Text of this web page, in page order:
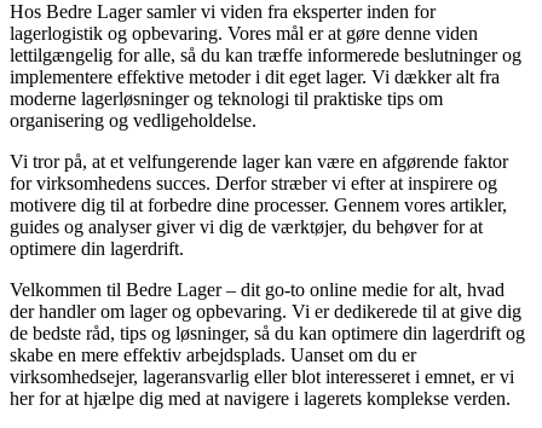
Hos Bedre Lager samler vi viden fra eksperter inden for
lagerlogistik og opbevaring. Vores mål er at gøre denne viden
lettilgængelig for alle, så du kan træffe informerede beslutninger og
implementere effektive metoder i dit eget lager. Vi dækker alt fra
moderne lagerløsninger og teknologi til praktiske tips om
organisering og vedligeholdelse.
Vi tror på, at et velfungerende lager kan være en afgørende faktor
for virksomhedens succes. Derfor stræber vi efter at inspirere og
motivere dig til at forbedre dine processer. Gennem vores artikler,
guides og analyser giver vi dig de værktøjer, du behøver for at
optimere din lagerdrift.
Velkommen til Bedre Lager – dit go-to online medie for alt, hvad
der handler om lager og opbevaring. Vi er dedikerede til at give dig
de bedste råd, tips og løsninger, så du kan optimere din lagerdrift og
skabe en mere effektiv arbejdsplads. Uanset om du er
virksomhedsejer, lageransvarlig eller blot interesseret i emnet, er vi
her for at hjælpe dig med at navigere i lagerets komplekse verden.